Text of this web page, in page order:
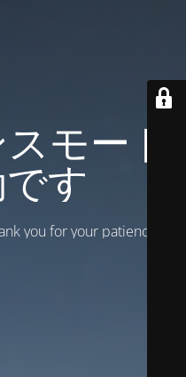
モード
す
you for your patience!